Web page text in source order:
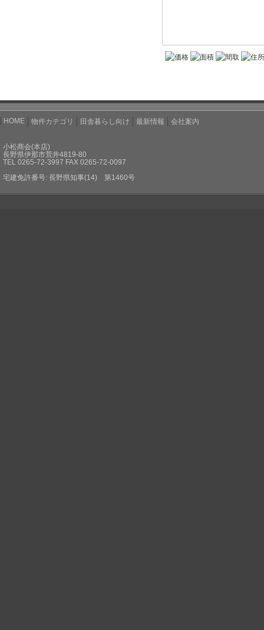
価格 面積 間取 住所
HOME 物件カテゴリ 田舎暮らし向け 最新情報 会社案内
小松商会(本店)
長野県伊那市荒井4819-80
TEL 0265-72-3997 FAX 0265-72-0097
宅建免許番号: 長野県知事(14) 第1460号